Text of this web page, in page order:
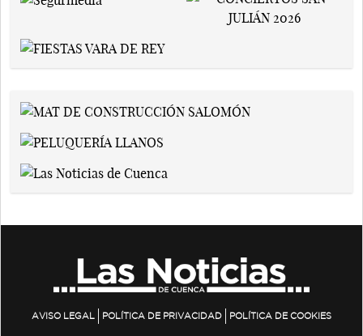
AVISO LEGAL POLÍTICA DE PRIVACIDAD POLÍTICA DE COOKIES